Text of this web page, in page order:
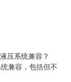
压系统兼容？
兼容，包括但不